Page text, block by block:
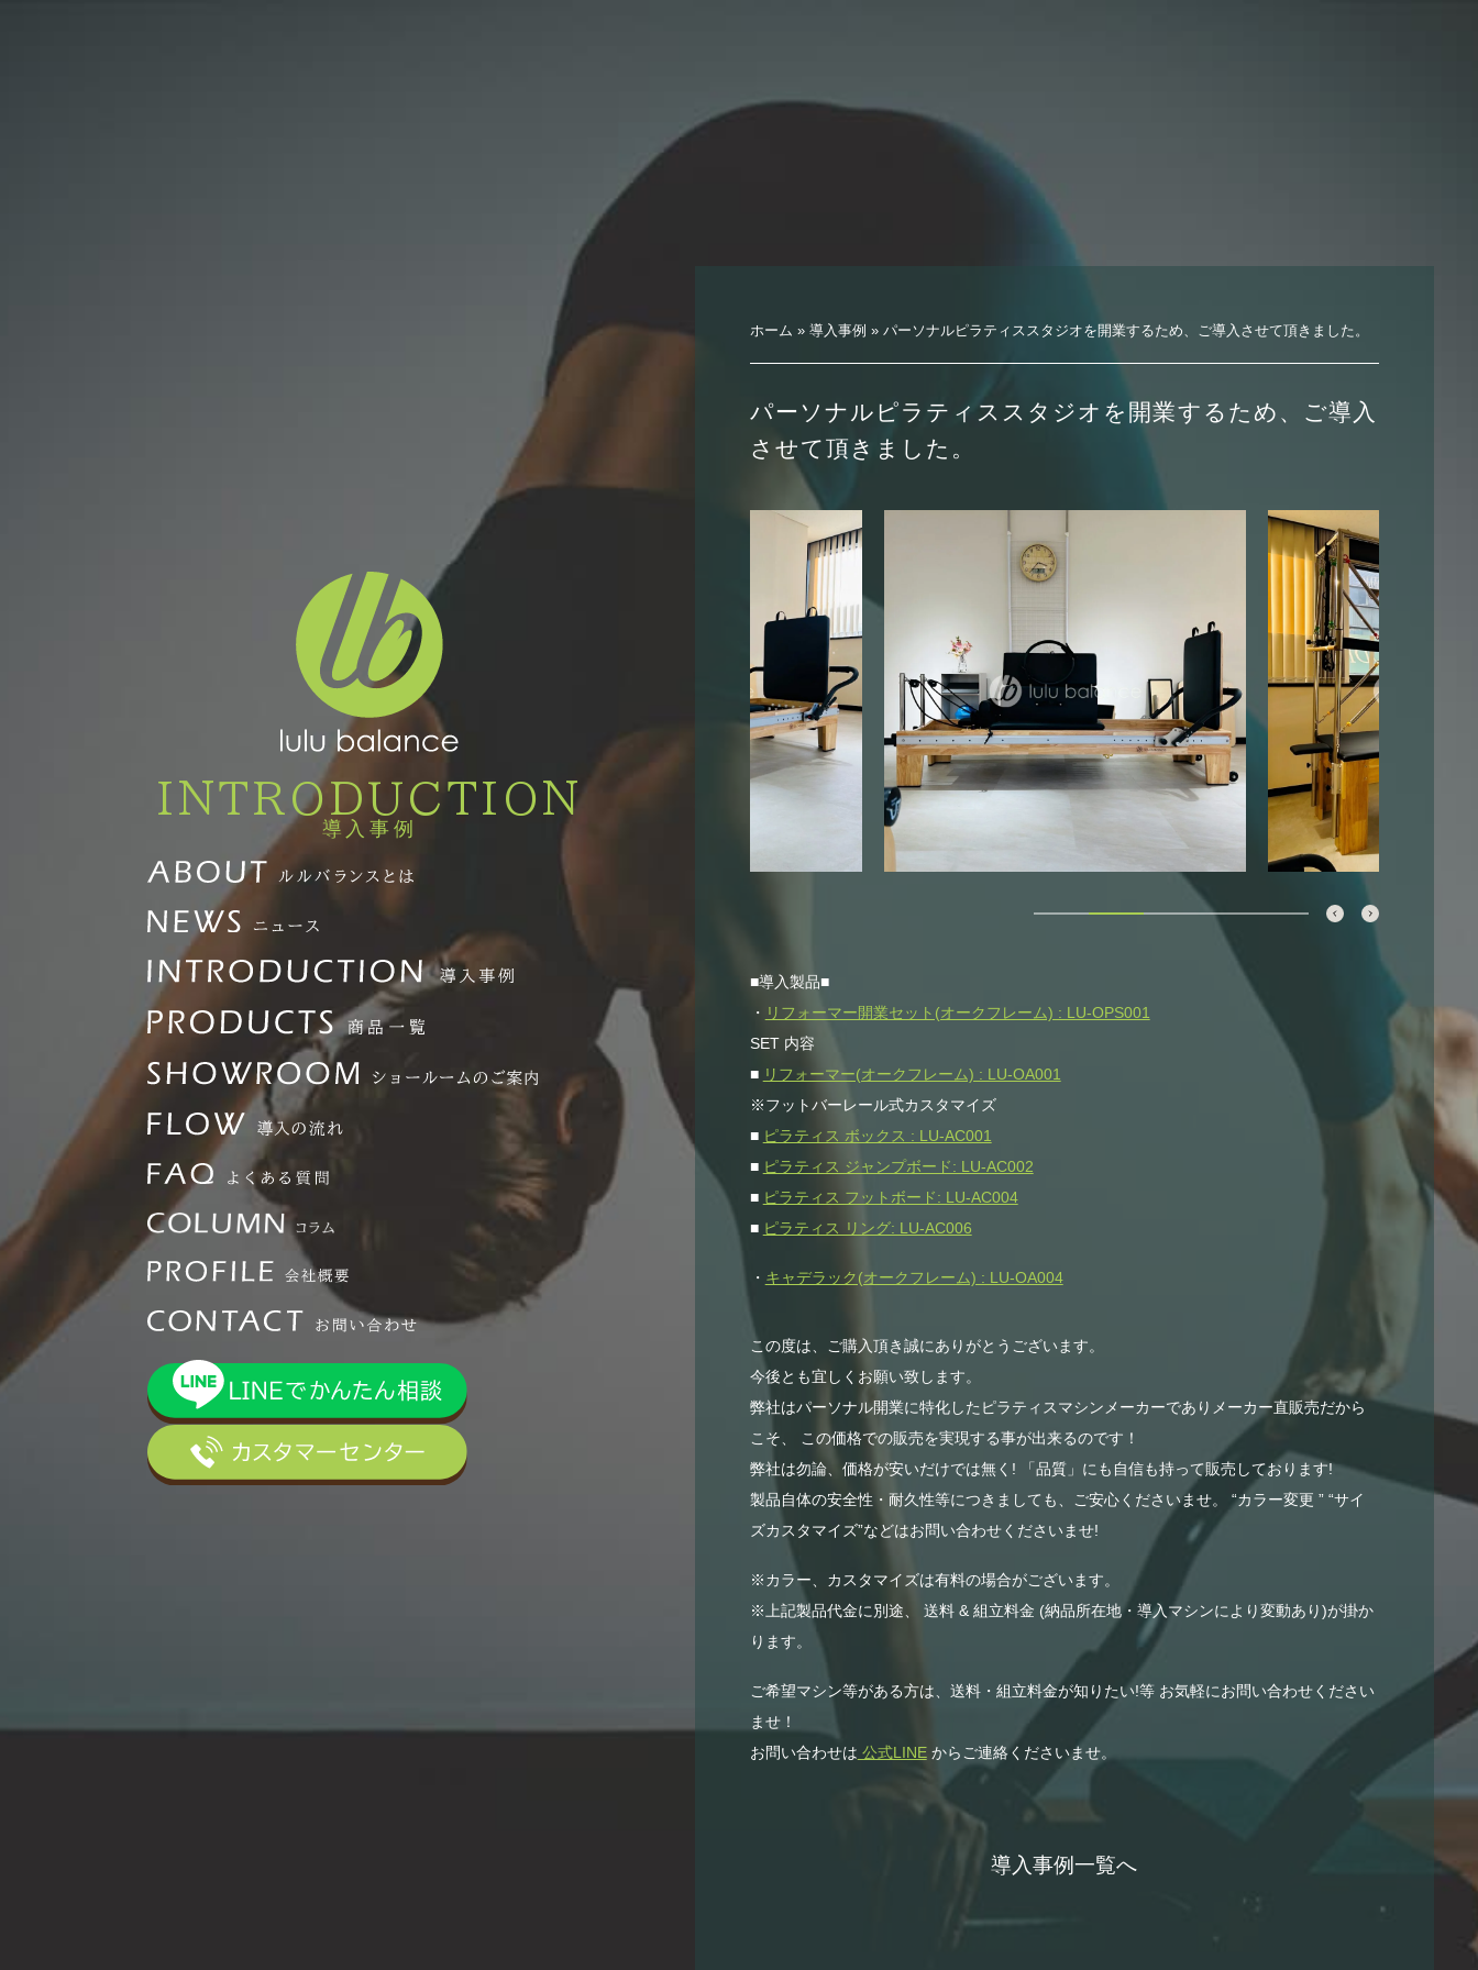
INTRODUCTION
導入事例
ホーム » 導入事例 » パーソナルピラティススタジオを開業するため、ご導入させて頂きました。
パーソナルピラティススタジオを開業するため、ご導入
させて頂きました。
■導入製品■
・ リフォーマー開業セット(オークフレーム) : LU-OPS001
SET 内容
■ リフォーマー(オークフレーム) : LU-OA001
※フットバーレール式カスタマイズ
■ ピラティス ボックス : LU-AC001
■ ピラティス ジャンプボード: LU-AC002
■ ピラティス フットボード: LU-AC004
■ ピラティス リング: LU-AC006
・ キャデラック(オークフレーム) : LU-OA004
この度は、ご購入頂き誠にありがとうございます。
今後とも宜しくお願い致します。
弊社はパーソナル開業に特化したピラティスマシンメーカーでありメーカー直販売だから
こそ、 この価格での販売を実現する事が出来るのです！
弊社は勿論、価格が安いだけでは無く! 「品質」にも自信も持って販売しております!
製品自体の安全性・耐久性等につきましても、ご安心くださいませ。 “カラー変更 ” “サイ
ズカスタマイズ”などはお問い合わせくださいませ!
※カラー、カスタマイズは有料の場合がございます。
※上記製品代金に別途、 送料 & 組立料金 (納品所在地・導入マシンにより変動あり)が掛か
ります。
ご希望マシン等がある方は、送料・組立料金が知りたい!等 お気軽にお問い合わせください
ませ！
お問い合わせは 公式LINEからご連絡くださいませ。
導入事例一覧へ